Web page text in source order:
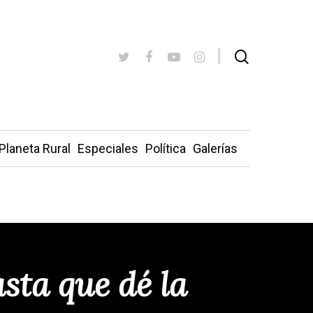
Rural Especiales Política Galerías
que dé la